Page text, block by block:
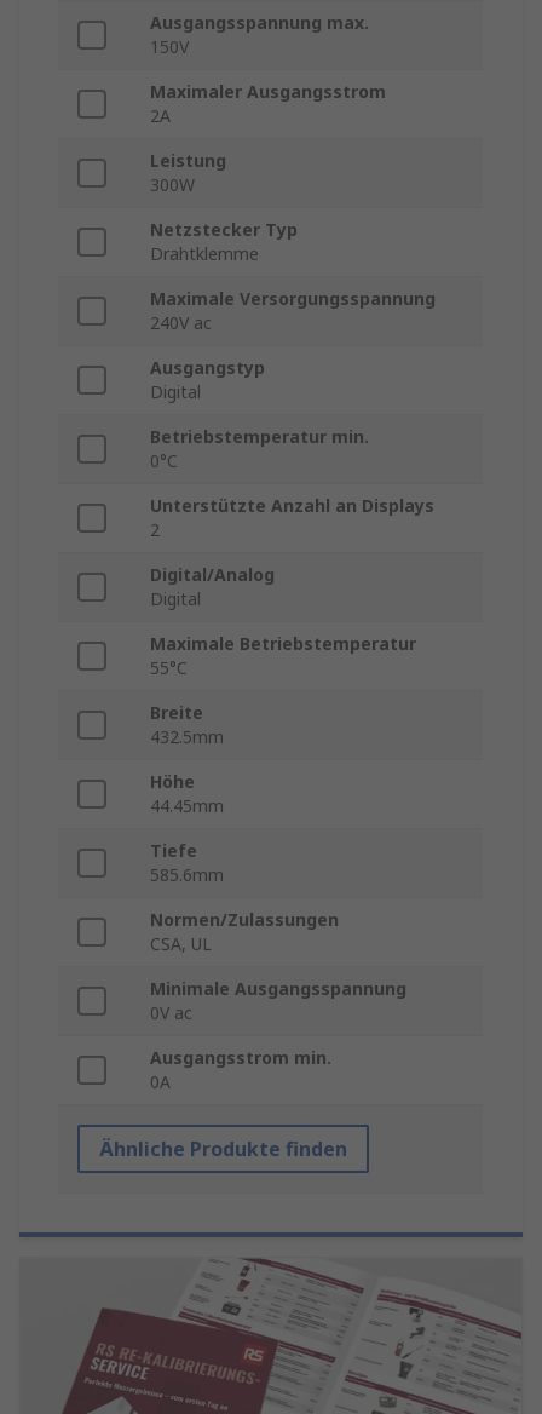
Ausgangsspannung max.
150V
Maximaler Ausgangsstrom
2A
Leistung
300W
Netzstecker Typ
Drahtklemme
Maximale Versorgungsspannung
240V ac
Ausgangstyp
Digital
Betriebstemperatur min.
0°C
Unterstützte Anzahl an Displays
2
Digital/Analog
Digital
Maximale Betriebstemperatur
55°C
Breite
432.5mm
Höhe
44.45mm
Tiefe
585.6mm
Normen/Zulassungen
CSA, UL
Minimale Ausgangsspannung
0V ac
Ausgangsstrom min.
0A
Ähnliche Produkte finden